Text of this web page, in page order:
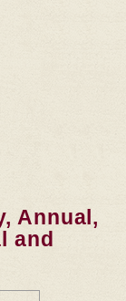
Annual, Vol. LIII,
Annual,
and